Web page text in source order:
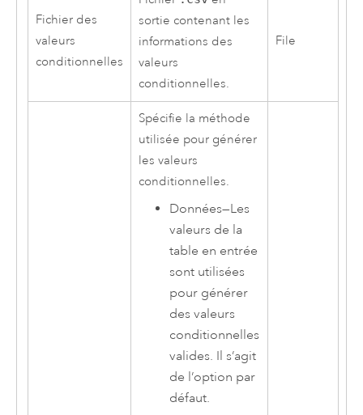
Fichier des
valeurs
conditionnelles
sortie contenant les
informations des
valeurs
conditionnelles.
File
Spécifie la méthode
utilisée pour générer
les valeurs
conditionnelles.
Données—Les
valeurs de la
table en entrée
sont utilisées
pour générer
des valeurs
conditionnelles
valides. Il s’agit
de l’option par
défaut.